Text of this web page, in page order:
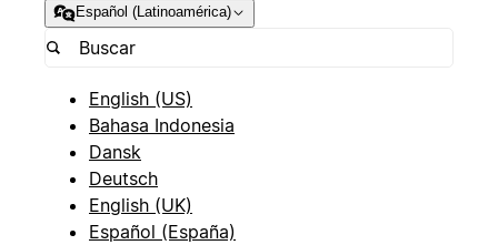
Español (Latinoamérica)
English (US)
Bahasa Indonesia
Dansk
Deutsch
English (UK)
Español (España)